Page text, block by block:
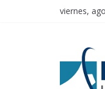
viernes,